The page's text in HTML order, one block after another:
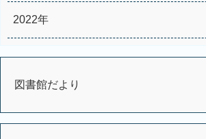
2022年
図書館だより